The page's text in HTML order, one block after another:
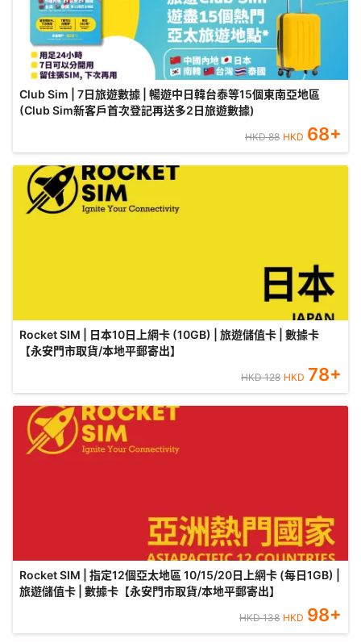
Club Sim | 7日旅遊數據 | 暢遊中日韓台泰等15個東南亞地區
(Club Sim新客戶首次登記再送多2日旅遊數據)
HKD88 HKD 68+
Rocket SIM | 日本10日上網卡 (10GB) | 旅遊儲值卡 | 數據卡
【永安門市取貨/本地平郵寄出】
HKD128 HKD 78+
Rocket SIM | 指定12個亞太地區 10/15/20日上網卡 (每日1GB) |
旅遊儲值卡 | 數據卡【永安門市取貨/本地平郵寄出】
HKD138 HKD 98+